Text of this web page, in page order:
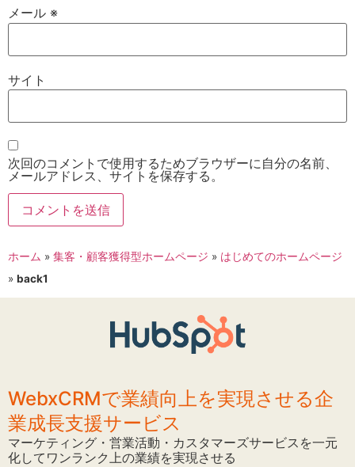
メール ※
サイト
次回のコメントで使用するためブラウザーに自分の名前、
メールアドレス、サイトを保存する。
ホーム » 集客・顧客獲得型ホームページ » はじめてのホームページ
» back1
WebxCRMで業績向上を実現させる企
業成長支援サービス
マーケティング・営業活動・カスタマーズサービスを一元
化してワンランク上の業績を実現させる